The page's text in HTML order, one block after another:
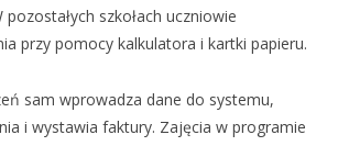
szkołach uczniowie
przy pomocy kalkulatora i kartki papieru.
sam wprowadza dane do systemu,
i wystawia faktury. Zajęcia w programie